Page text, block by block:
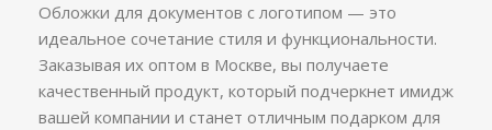
Обложки для документов с логотипом — это
идеальное сочетание стиля и функциональности.
Заказывая их оптом в Москве, вы получаете
качественный продукт, который подчеркнет имидж
вашей компании и станет отличным подарком для